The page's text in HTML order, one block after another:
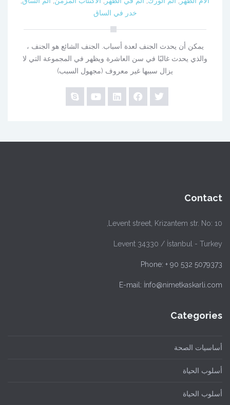
خدر في الساق
يمكن أن يحدث الجنف لعدة أسباب. الجنف الشائع هو الجنف ،
والذي يحدث غالبًا في سن العاشرة ويظهر في المجموعة التي لا
يزال سببها غير معروف (مجهول السبب)
Contact
Levent street, Krizantem str. No: 10,
Levent 34330 / İstanbul - Turkey
Phone: + 90 532 5079373
E-mail: İnfo@nimetkaskarli.com
Categories
أساسيات الصحة
أسلوب الحياة
أسلوب الحياة